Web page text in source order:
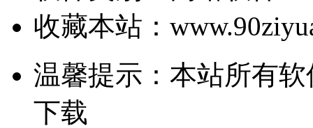
收藏本站：
温馨提示：本站所有
下载